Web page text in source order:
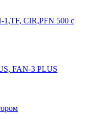
CIR,PFN 500 с
FAN-3 PLUS